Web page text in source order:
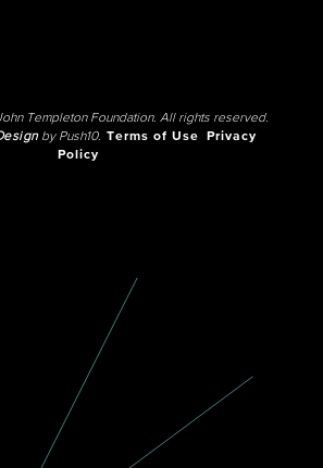
Templeton Foundation. All rights reserved.
by Push10. Terms of Use
Privacy
Policy